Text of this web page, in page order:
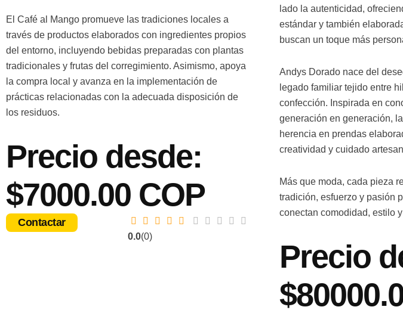
El Café al Mango promueve las tradiciones locales a
través de productos elaborados con ingredientes propios
del entorno, incluyendo bebidas preparadas con plantas
tradicionales y frutas del corregimiento. Asimismo, apoya
la compra local y avanza en la implementación de
prácticas relacionadas con la adecuada disposición de
los residuos.
Precio desde:
$7000.00 COP
Contactar
0.0(0)
lado la autenticidad,
estándar y también
buscan un toque más
Andys Dorado nace del
legado familiar tejido entre
confección. Inspirada en
generación en generación,
herencia en prendas
creatividad y cuidado
Más que moda, cada pieza
tradición, esfuerzo y pasión
conectan comodidad, estilo
Precio